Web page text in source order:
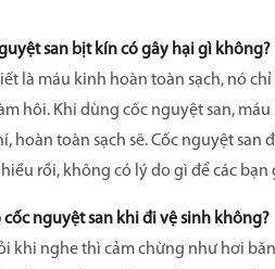
san bịt kín có gây hại gì không?
là máu kinh hoàn toàn sạch, nó
hôi. Khi dùng cốc nguyệt san,
hoàn toàn sạch sẽ. Cốc nguyệt san
rồi, không có lý do gì để các
cốc nguyệt san khi đi vệ sinh không?
khi nghe thì cảm chừng như hơi